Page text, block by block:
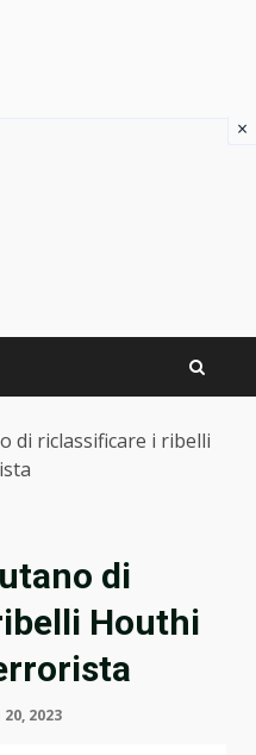
di riclassificare i ribelli
di
Houthi
2023
×